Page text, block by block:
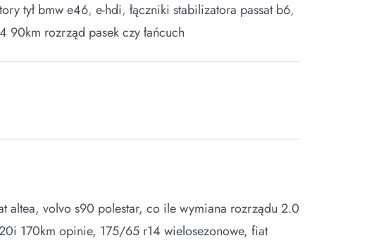
tył bmw e46,e-hdi,łączniki stabilizatora passat b6,
90km rozrząd pasek czy łańcuch
altea, volvo s90 polestar, co ile wymiana rozrządu 2.0
170km opinie, 175/65 r14 wielosezonowe, fiat